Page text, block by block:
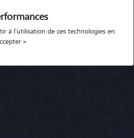
à l'utilisation de ces technologies en
»